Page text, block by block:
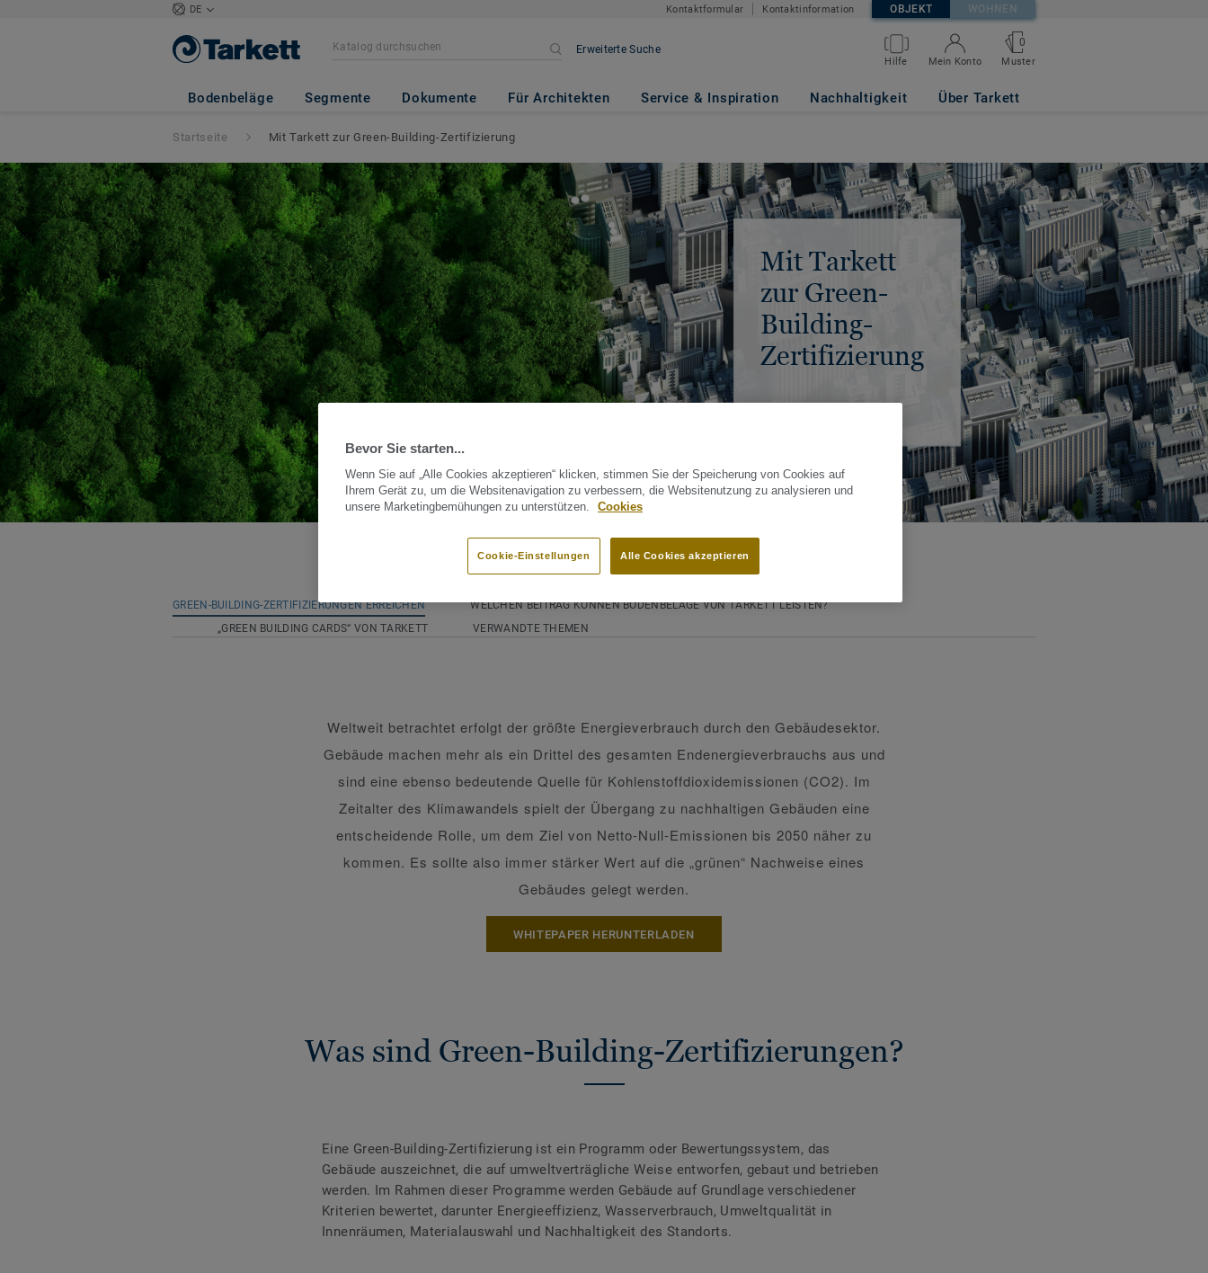
DE Kontaktformular Kontaktinformation OBJEKT WOHNEN
Erweiterte Suche
Hilfe Mein Konto
0
Muster
Bodenbeläge Segmente Dokumente Für Architekten Service & Inspiration Nachhaltigkeit Über Tarkett
Startseite Mit Tarkett zur Green-Building-Zertifizierung
Mit Tarkett
zur Green-
Building-
Zertifizierung
GREEN-BUILDING-ZERTIFIZIERUNGEN ERREICHEN
WELCHEN BEITRAG KÖNNEN BODENBELÄGE VON TARKETT LEISTEN?
„GREEN BUILDING CARDS“ VON TARKETT
VERWANDTE THEMEN
Weltweit betrachtet erfolgt der größte Energieverbrauch durch den Gebäudesektor.
Gebäude machen mehr als ein Drittel des gesamten Endenergieverbrauchs aus und
sind eine ebenso bedeutende Quelle für Kohlenstoffdioxidemissionen (CO2). Im
Zeitalter des Klimawandels spielt der Übergang zu nachhaltigen Gebäuden eine
entscheidende Rolle, um dem Ziel von Netto-Null-Emissionen bis 2050 näher zu
kommen. Es sollte also immer stärker Wert auf die „grünen“ Nachweise eines
Gebäudes gelegt werden.
WHITEPAPER HERUNTERLADEN
Was sind Green-Building-Zertifizierungen?
Eine Green-Building-Zertifizierung ist ein Programm oder Bewertungssystem, das
Gebäude auszeichnet, die auf umweltverträgliche Weise entworfen, gebaut und betrieben
werden. Im Rahmen dieser Programme werden Gebäude auf Grundlage verschiedener
Kriterien bewertet, darunter Energieeffizienz, Wasserverbrauch, Umweltqualität in
Innenräumen, Materialauswahl und Nachhaltigkeit des Standorts.
Bevor Sie starten...
Wenn Sie auf „Alle Cookies akzeptieren“ klicken, stimmen Sie der Speicherung von Cookies auf
Ihrem Gerät zu, um die Websitenavigation zu verbessern, die Websitenutzung zu analysieren und
unsere Marketingbemühungen zu unterstützen.
Cookies
Alle Cookies akzeptieren
Cookie-Einstellungen